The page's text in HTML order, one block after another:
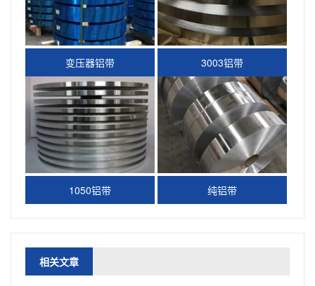
变压器铝带 3003铝带
1050铝带 纯铝带
相关文章